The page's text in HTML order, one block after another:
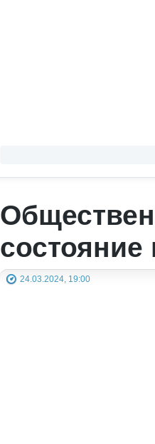
24.03.2024, 19:00